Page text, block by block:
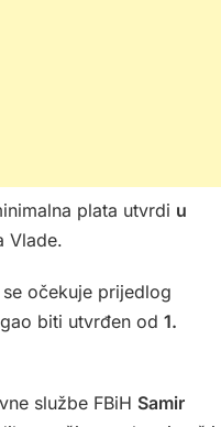
plata utvrdi u
Vlade.
očekuje prijedlog
biti utvrđen od 1.
službe FBiH Samir